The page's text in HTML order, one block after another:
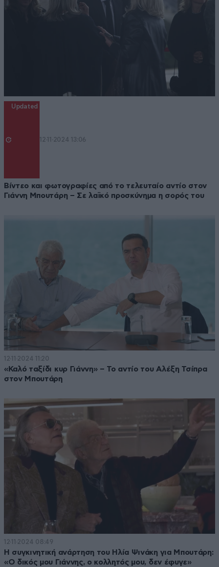
Updated
12·11·2024 13:06
Βίντεο και φωτογραφίες από το τελευταίο αντίο στον
Γιάννη Μπουτάρη – Σε λαϊκό προσκύνημα η σορός του
12·11·2024 11:20
«Καλό ταξίδι κυρ Γιάννη» – Το αντίο του Αλέξη Τσίπρα
στον Μπουτάρη
12·11·2024 08:49
Η συγκινητική ανάρτηση του Ηλία Ψινάκη για Μπουτάρη:
«Ο δικός μου Γιάννης, ο κολλητός μου, δεν έφυγε»